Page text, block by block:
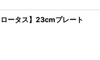
ータス】23cmプレート